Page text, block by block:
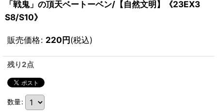
「戦鬼」の頂天ベートーベン/【自然文明】《23EX3
S8/S10》
販売価格: 220円(税込)
残り2点
数量: